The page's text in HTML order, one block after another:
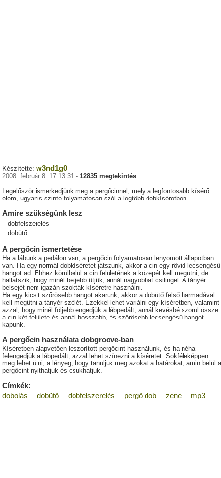
Készítette: w3nd1g0
2008. február 8. 17:13:31 - 12835 megtekintés
Legelőször ismerkedjünk meg a pergőcinnel, mely a legfontosabb kísérő
elem, ugyanis szinte folyamatosan szól a legtöbb dobkíséretben.
Amire szükségünk lesz
dobfelszerelés
dobütő
A pergőcin ismertetése
Ha a lábunk a pedálon van, a pergőcin folyamatosan lenyomott állapotban
van. Ha egy normál dobkíséretet játszunk, akkor a cin egy rövid lecsengésű
hangot ad. Ehhez körülbelül a cin felületének a közepét kell megütni, de
hallatszik, hogy minél beljebb ütjük, annál nagyobbat csilingel. A tányér
belsejét nem igazán szokták kíséretre használni.
Ha egy kicsit szőrösebb hangot akarunk, akkor a dobütő felső harmadával
kell megütni a tányér szélét. Ezekkel lehet variálni egy kíséretben, valamint
azzal, hogy minél följebb engedjük a lábpedált, annál kevésbé szorul össze
a cin két felülete és annál hosszabb, és szőrösebb lecsengésű hangot
kapunk.
A pergőcin használata dobgroove-ban
Kíséretben alapvetően leszorított pergőcint használunk, és ha néha
felengedjük a lábpedált, azzal lehet színezni a kíséretet. Sokféleképpen
meg lehet ütni, a lényeg, hogy tanuljuk meg azokat a határokat, amin belül a
pergőcint nyithatjuk és csukhatjuk.
Címkék:
dobolás
dobütő dobfelszerelés pergő dob zene mp3